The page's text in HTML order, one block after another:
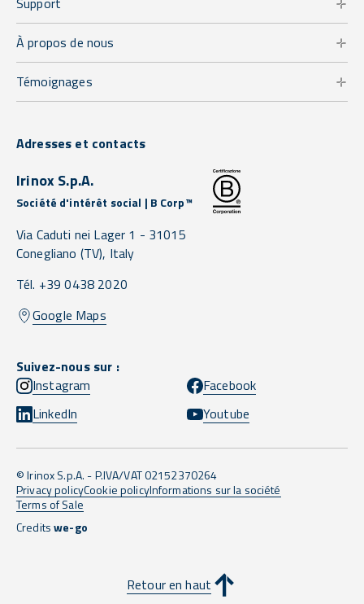
À propos de nous
Témoignages
Adresses et contacts
Irinox S.p.A.
Société d'intérêt social | B Corp™
Via Caduti nei Lager 1 - 31015
Conegliano (TV), Italy
Tél. +39 0438 2020
Google Maps
Suivez-nous sur :
Instagram
Facebook
LinkedIn
Youtube
© Irinox S.p.A. - P.IVA/VAT 02152370264
Privacy policyCookie policyInformations sur la société
Terms of Sale
Creditswe-go
Retour en haut